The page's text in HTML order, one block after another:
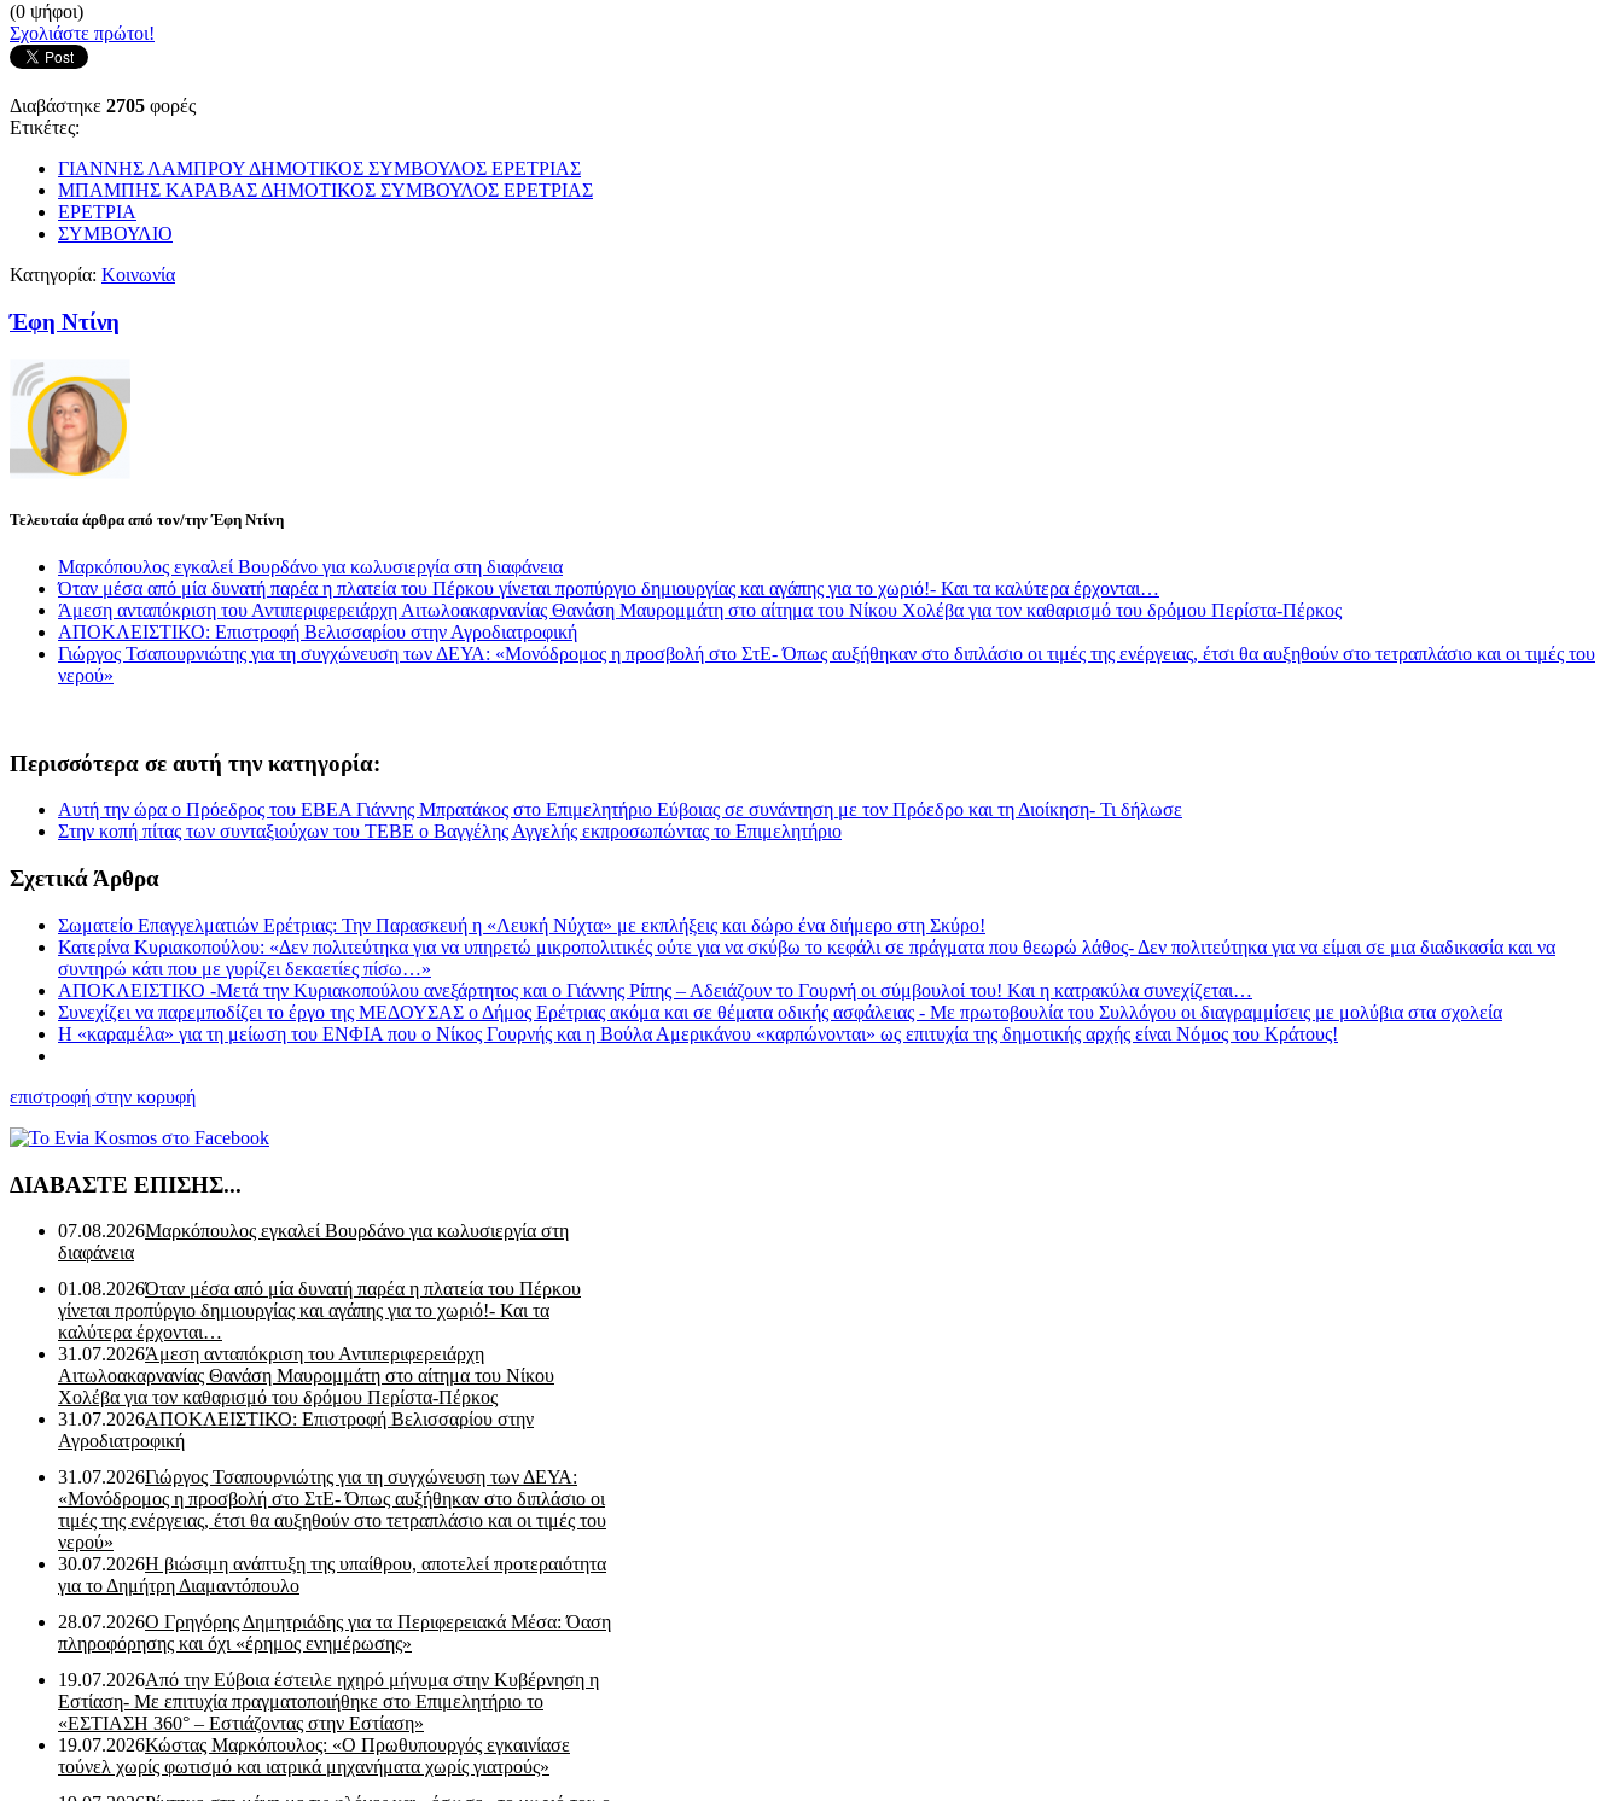
(0 ψήφοι)
Σχολιάστε πρώτοι!
Διαβάστηκε 2705 φορές
Ετικέτες:
ΓΙΑΝΝΗΣ ΛΑΜΠΡΟΥ ΔΗΜΟΤΙΚΟΣ ΣΥΜΒΟΥΛΟΣ ΕΡΕΤΡΙΑΣ
ΜΠΑΜΠΗΣ ΚΑΡΑΒΑΣ ΔΗΜΟΤΙΚΟΣ ΣΥΜΒΟΥΛΟΣ ΕΡΕΤΡΙΑΣ
ΕΡΕΤΡΙΑ
ΣΥΜΒΟΥΛΙΟ
Κατηγορία: Κοινωνία
Έφη Ντίνη
Τελευταία άρθρα από τον/την Έφη Ντίνη
Μαρκόπουλος εγκαλεί Βουρδάνο για κωλυσιεργία στη διαφάνεια
Όταν μέσα από μία δυνατή παρέα η πλατεία του Πέρκου γίνεται προπύργιο δημιουργίας και αγάπης για το χωριό!- Και τα καλύτερα έρχονται…
Άμεση ανταπόκριση του Αντιπεριφερειάρχη Αιτωλοακαρνανίας Θανάση Μαυρομμάτη στο αίτημα του Νίκου Χολέβα για τον καθαρισμό του δρόμου Περίστα-Πέρκος
ΑΠΟΚΛΕΙΣΤΙΚΟ: Επιστροφή Βελισσαρίου στην Αγροδιατροφική
Γιώργος Τσαπουρνιώτης για τη συγχώνευση των ΔΕΥΑ: «Μονόδρομος η προσβολή στο ΣτΕ- Όπως αυξήθηκαν στο διπλάσιο οι τιμές της ενέργειας, έτσι θα αυξηθούν στο τετραπλάσιο και οι τιμές του
νερού»
Περισσότερα σε αυτή την κατηγορία:
Αυτή την ώρα ο Πρόεδρος του ΕΒΕΑ Γιάννης Μπρατάκος στο Επιμελητήριο Εύβοιας σε συνάντηση με τον Πρόεδρο και τη Διοίκηση- Τι δήλωσε
Στην κοπή πίτας των συνταξιούχων του ΤΕΒΕ ο Βαγγέλης Αγγελής εκπροσωπώντας το Επιμελητήριο
Σχετικά Άρθρα
Σωματείο Επαγγελματιών Ερέτριας: Την Παρασκευή η «Λευκή Νύχτα» με εκπλήξεις και δώρο ένα διήμερο στη Σκύρο!
Κατερίνα Κυριακοπούλου: «Δεν πολιτεύτηκα για να υπηρετώ μικροπολιτικές ούτε για να σκύβω το κεφάλι σε πράγματα που θεωρώ λάθος- Δεν πολιτεύτηκα για να είμαι σε μια διαδικασία και να
συντηρώ κάτι που με γυρίζει δεκαετίες πίσω…»
ΑΠΟΚΛΕΙΣΤΙΚΟ -Μετά την Κυριακοπούλου ανεξάρτητος και ο Γιάννης Ρίπης – Αδειάζουν το Γουρνή οι σύμβουλοί του! Και η κατρακύλα συνεχίζεται…
Συνεχίζει να παρεμποδίζει το έργο της ΜΕΔΟΥΣΑΣ ο Δήμος Ερέτριας ακόμα και σε θέματα οδικής ασφάλειας - Με πρωτοβουλία του Συλλόγου οι διαγραμμίσεις με μολύβια στα σχολεία
Η «καραμέλα» για τη μείωση του ΕΝΦΙΑ που ο Νίκος Γουρνής και η Βούλα Αμερικάνου «καρπώνονται» ως επιτυχία της δημοτικής αρχής είναι Νόμος του Κράτους!
επιστροφή στην κορυφή
ΔΙΑΒΑΣΤΕ ΕΠΙΣΗΣ...
07.08.2026Μαρκόπουλος εγκαλεί Βουρδάνο για κωλυσιεργία στη
διαφάνεια
01.08.2026Όταν μέσα από μία δυνατή παρέα η πλατεία του Πέρκου
γίνεται προπύργιο δημιουργίας και αγάπης για το χωριό!- Και τα
καλύτερα έρχονται…
31.07.2026Άμεση ανταπόκριση του Αντιπεριφερειάρχη
Αιτωλοακαρνανίας Θανάση Μαυρομμάτη στο αίτημα του Νίκου
Χολέβα για τον καθαρισμό του δρόμου Περίστα-Πέρκος
31.07.2026ΑΠΟΚΛΕΙΣΤΙΚΟ: Επιστροφή Βελισσαρίου στην
Αγροδιατροφική
31.07.2026Γιώργος Τσαπουρνιώτης για τη συγχώνευση των ΔΕΥΑ:
«Μονόδρομος η προσβολή στο ΣτΕ- Όπως αυξήθηκαν στο διπλάσιο οι
τιμές της ενέργειας, έτσι θα αυξηθούν στο τετραπλάσιο και οι τιμές του
νερού»
30.07.2026Η βιώσιμη ανάπτυξη της υπαίθρου, αποτελεί προτεραιότητα
για το Δημήτρη Διαμαντόπουλο
28.07.2026Ο Γρηγόρης Δημητριάδης για τα Περιφερειακά Μέσα: Όαση
πληροφόρησης και όχι «έρημος ενημέρωσης»
19.07.2026Από την Εύβοια έστειλε ηχηρό μήνυμα στην Κυβέρνηση η
Εστίαση- Με επιτυχία πραγματοποιήθηκε στο Επιμελητήριο το
«ΕΣΤΙΑΣΗ 360° – Εστιάζοντας στην Εστίαση»
19.07.2026Κώστας Μαρκόπουλος: «Ο Πρωθυπουργός εγκαινίασε
τούνελ χωρίς φωτισμό και ιατρικά μηχανήματα χωρίς γιατρούς»